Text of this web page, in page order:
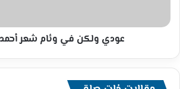
عودي ولكن في وئام شعر